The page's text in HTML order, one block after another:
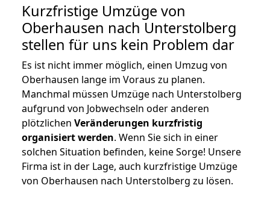
Kurzfristige Umzüge von
Oberhausen nach Unterstolberg
stellen für uns kein Problem dar
Es ist nicht immer möglich, einen Umzug von
Oberhausen lange im Voraus zu planen.
Manchmal müssen Umzüge nach Unterstolberg
aufgrund von Jobwechseln oder anderen
plötzlichen Veränderungen kurzfristig
organisiert werden. Wenn Sie sich in einer
solchen Situation befinden, keine Sorge! Unsere
Firma ist in der Lage, auch kurzfristige Umzüge
von Oberhausen nach Unterstolberg zu lösen.